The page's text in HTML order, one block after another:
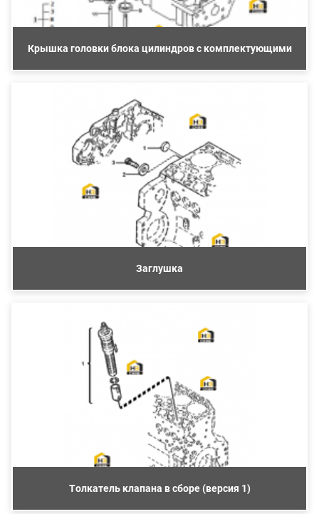
Крышка головки блока цилиндров с комплектующими
Заглушка
Толкатель клапана в сборе (версия 1)